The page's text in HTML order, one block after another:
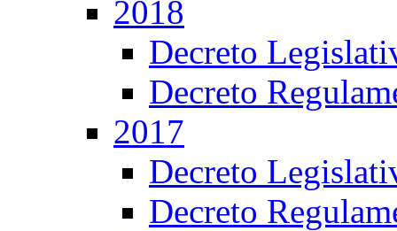
2018
Decreto
Decreto
2017
Decreto
Decreto